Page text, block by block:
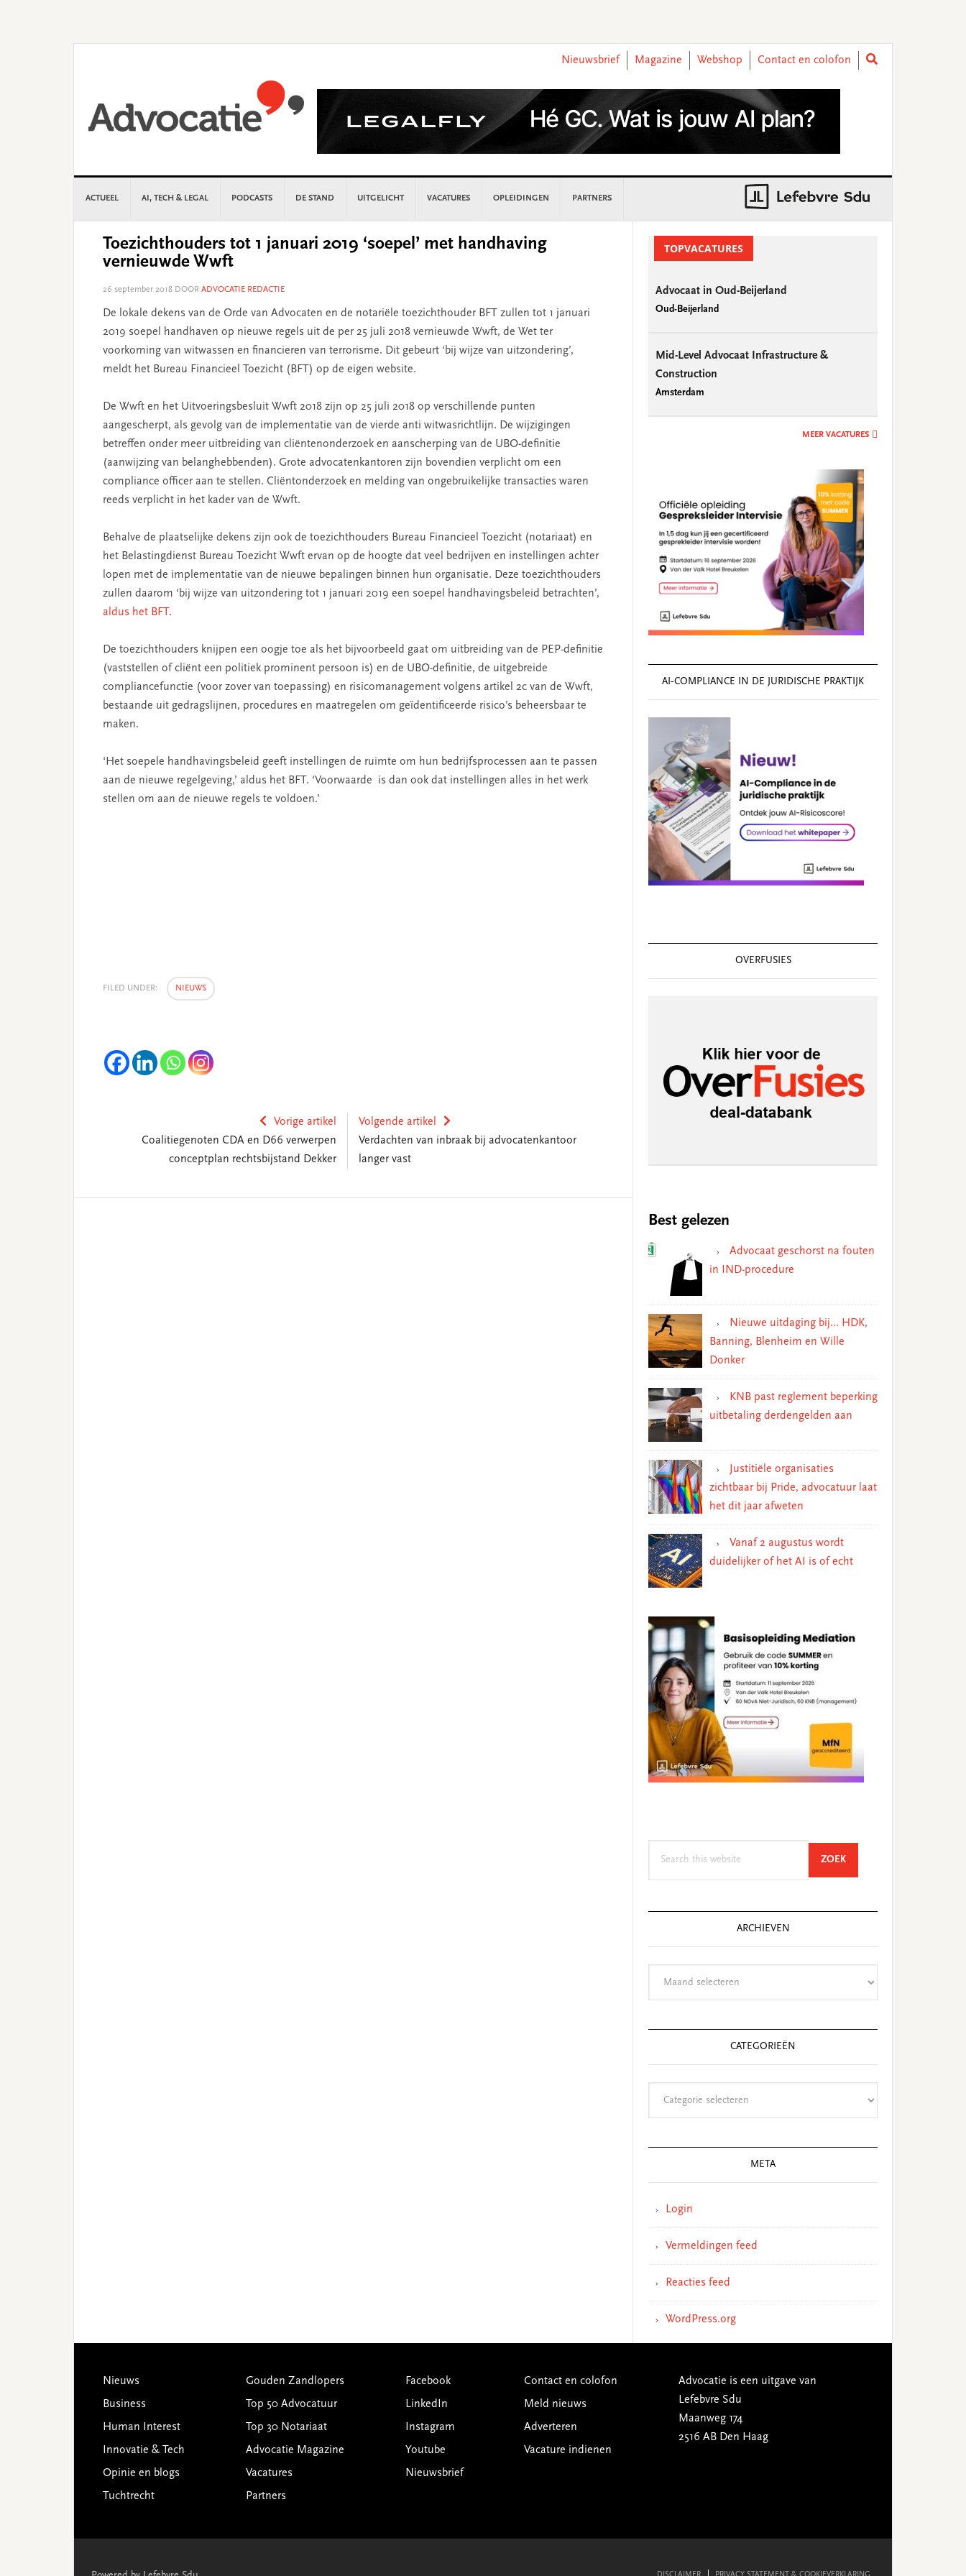
Nieuwsbrief
Magazine Webshop Contact en colofon
ACTUEEL AI, TECH & LEGAL PODCASTS DE STAND UITGELICHT VACATURES OPLEIDINGEN PARTNERS
Toezichthouders tot 1 januari 2019 ‘soepel’ met handhaving
vernieuwde Wwft
26 september 2018 DOOR ADVOCATIE REDACTIE
De lokale dekens van de Orde van Advocaten en de notariële toezichthouder BFT zullen tot 1 januari
2019 soepel handhaven op nieuwe regels uit de per 25 juli 2018 vernieuwde Wwft, de Wet ter
voorkoming van witwassen en financieren van terrorisme. Dit gebeurt ‘bij wijze van uitzondering’,
meldt het Bureau Financieel Toezicht (BFT) op de eigen website.
De Wwft en het Uitvoeringsbesluit Wwft 2018 zijn op 25 juli 2018 op verschillende punten
aangescherpt, als gevolg van de implementatie van de vierde anti witwasrichtlijn. De wijzigingen
betreffen onder meer uitbreiding van cliëntenonderzoek en aanscherping van de UBO-definitie
(aanwijzing van belanghebbenden). Grote advocatenkantoren zijn bovendien verplicht om een
compliance officer aan te stellen. Cliëntonderzoek en melding van ongebruikelijke transacties waren
reeds verplicht in het kader van de Wwft.
Behalve de plaatselijke dekens zijn ook de toezichthouders Bureau Financieel Toezicht (notariaat) en
het Belastingdienst Bureau Toezicht Wwft ervan op de hoogte dat veel bedrijven en instellingen achter
lopen met de implementatie van de nieuwe bepalingen binnen hun organisatie. Deze toezichthouders
zullen daarom ‘bij wijze van uitzondering tot 1 januari 2019 een soepel handhavingsbeleid betrachten’,
aldus het BFT.
De toezichthouders knijpen een oogje toe als het bijvoorbeeld gaat om uitbreiding van de PEP-definitie
(vaststellen of cliënt een politiek prominent persoon is) en de UBO-definitie, de uitgebreide
compliancefunctie (voor zover van toepassing) en risicomanagement volgens artikel 2c van de Wwft,
bestaande uit gedragslijnen, procedures en maatregelen om geïdentificeerde risico’s beheersbaar te
maken.
‘Het soepele handhavingsbeleid geeft instellingen de ruimte om hun bedrijfsprocessen aan te passen
aan de nieuwe regelgeving,’ aldus het BFT. ‘Voorwaarde is dan ook dat instellingen alles in het werk
stellen om aan de nieuwe regels te voldoen.’
FILED UNDER: NIEUWS
Vorige artikel
Coalitiegenoten CDA en D66 verwerpen
conceptplan rechtsbijstand Dekker
Volgende artikel
Verdachten van inbraak bij advocatenkantoor
langer vast
SidebarTOPVACATURES
Advocaat in Oud-Beijerland
Oud-Beijerland
Mid-Level Advocaat Infrastructure &
Construction
Amsterdam
MEER VACATURES
AI‑COMPLIANCE IN DE JURIDISCHE PRAKTIJK
OVERFUSIES
Best gelezen
Advocaat geschorst na fouten
in IND-procedure
Nieuwe uitdaging bij… HDK,
Banning, Blenheim en Wille
Donker
KNB past reglement beperking
uitbetaling derdengelden aan
Justitiële organisaties
zichtbaar bij Pride, advocatuur laat
het dit jaar afweten
Vanaf 2 augustus wordt
duidelijker of het AI is of echt
ZOEKSEARCH
ARCHIEVEN
CATEGORIEËN
META
Login
Vermeldingen feed
Reacties feed
WordPress.org
Footer
Nieuws
Business
Human Interest
Innovatie & Tech
Opinie en blogs
Tuchtrecht
Gouden Zandlopers
Top 50 Advocatuur
Top 30 Notariaat
Advocatie Magazine
Vacatures
Partners
Facebook
LinkedIn
Instagram
Youtube
Nieuwsbrief
Contact en colofon
Meld nieuws
Adverteren
Vacature indienen
Advocatie is een uitgave van
Lefebvre Sdu
Maanweg 174
2516 AB Den Haag